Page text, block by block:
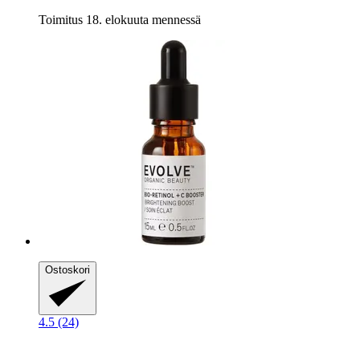
Toimitus 18. elokuuta mennessä
Ostoskori
4.5 (24)